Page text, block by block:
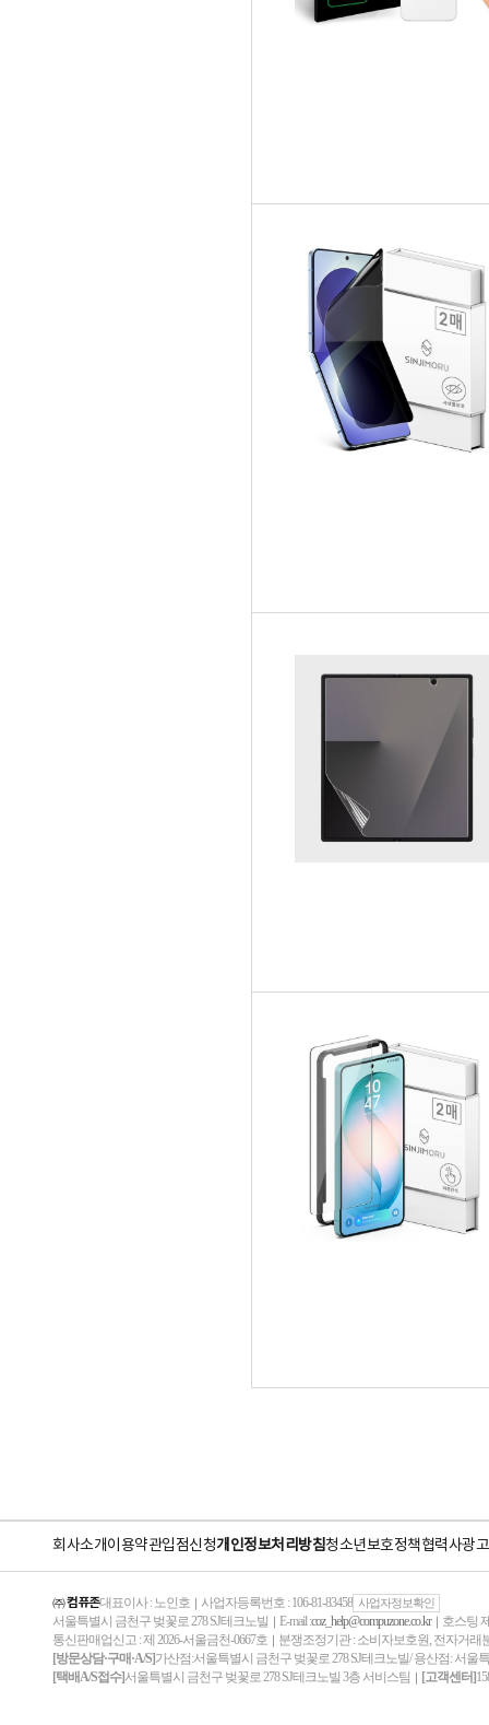
회사소개이용약관입점신청개인정보처리방침청소년보호정책협력사광
㈜ 컴퓨존대표이사 : 노인호 ｜ 사업자등록번호 : 106-81-83458 사업자정보확인
서울특별시 금천구 벚꽃로 278 SJ테크노빌 ｜ E-mail :coz_help@compuzone.co.kr｜ 호스팅
통신판매업신고 : 제 2026-서울금천-0667호 ｜ 분쟁조정기관 : 소비자보호원, 전자거래
[방문상담·구매·A/S]가산점:서울특별시 금천구 벚꽃로 278 SJ테크노빌/ 용산점: 서울
[택배A/S접수]서울특별시 금천구 벚꽃로 278 SJ테크노빌 3층 서비스팀 ｜ [고객센터]